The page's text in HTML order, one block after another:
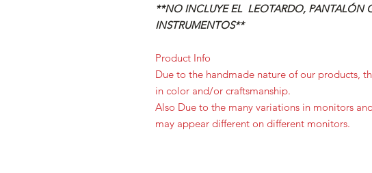
**NO INCLUYE EL LEOTARDO, PANTALÓN
INSTRUMENTOS**
Product Info
Due to the handmade nature of our products,
in color and/or craftsmanship.
Also Due to the many variations in monitors
may appear different on different monitors.